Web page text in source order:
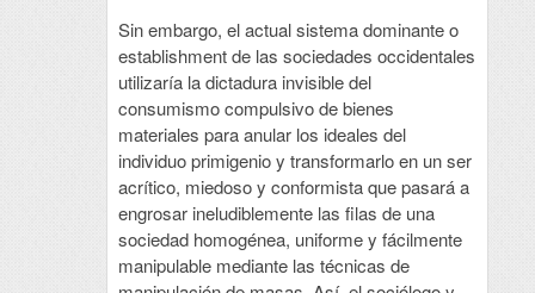
Sin embargo, el actual sistema dominante o
establishment de las sociedades occidentales
utilizaría la dictadura invisible del
consumismo compulsivo de bienes
materiales para anular los ideales del
individuo primigenio y transformarlo en un ser
acrítico, miedoso y conformista que pasará a
engrosar ineludiblemente las filas de una
sociedad homogénea, uniforme y fácilmente
manipulable mediante las técnicas de